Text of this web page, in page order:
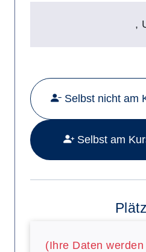
Mehr
,
Selbst nicht am
Selbst am
(Ihre Daten